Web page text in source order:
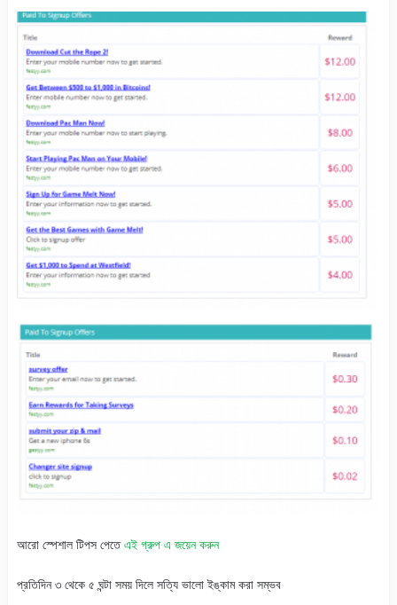
আরো স্পেশাল টিপস পেতেএই গ্রুপ এ জয়েন করুন
প্রতিদিন ৩ থেকে ৫ ঘন্টা সময় দিলে সত্যি ভালো ইঙ্কাম করা সম্ভব